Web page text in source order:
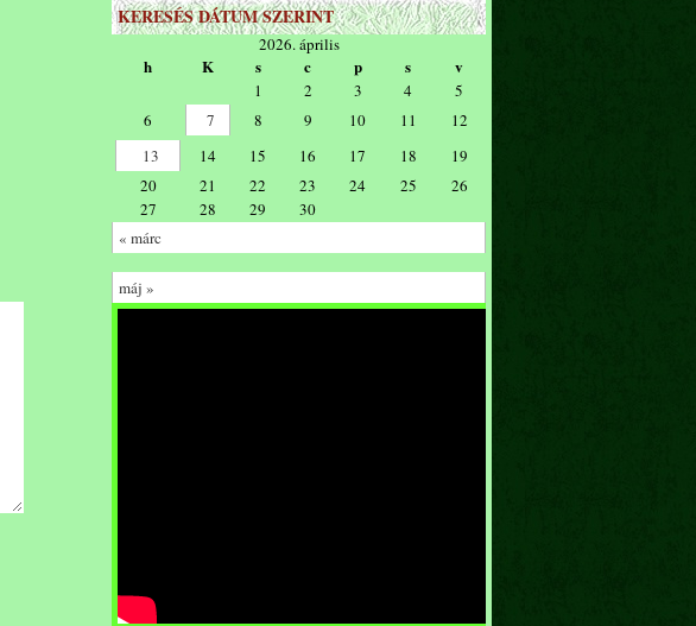
KERESÉS DÁTUM SZERINT
2026. április
h K s c p s v
1 2 3 4
5
6
7 8 9 10 11
12
13
14 15 16 17 18
19
20
21 22 23 24 25
26
27
28 29
30
« márc
máj »